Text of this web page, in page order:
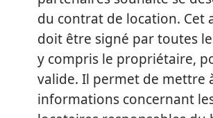
du contrat de location. Cet
doit être signé par toutes
y compris le propriétaire,
valide. Il permet de mettre
informations concernant